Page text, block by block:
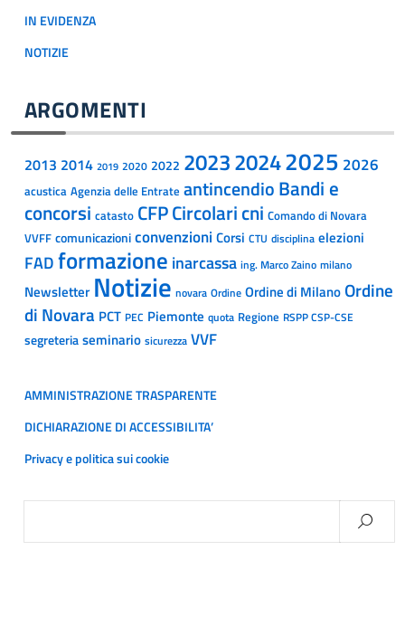
IN EVIDENZA
NOTIZIE
ARGOMENTI
2013 2014 2019 2020 2022 202320242025 2026
acustica Agenzia delle Entrate antincendio Bandi e
concorsi catasto CFPCircolaricni Comando di Novara
VVFF comunicazioniconvenzioni Corsi CTU disciplina elezioni
FADformazione inarcassa ing. Marco Zaino milano
Newsletter Notizie novara Ordine Ordine di Milano Ordine
di Novara PCT PEC Piemonte quota Regione RSPP CSP-CSE
segreteriaseminario sicurezza VVF
AMMINISTRAZIONE TRASPARENTE
DICHIARAZIONE DI ACCESSIBILITA’
Privacy e politica sui cookie